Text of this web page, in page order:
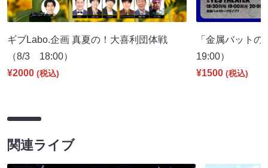
ギブLabo.企画 真夏の！大喜利団体戦
（8/3 18:00）
¥2000 (税込)
「金属バット
19:00）
¥1500 (税込)
関連ライブ